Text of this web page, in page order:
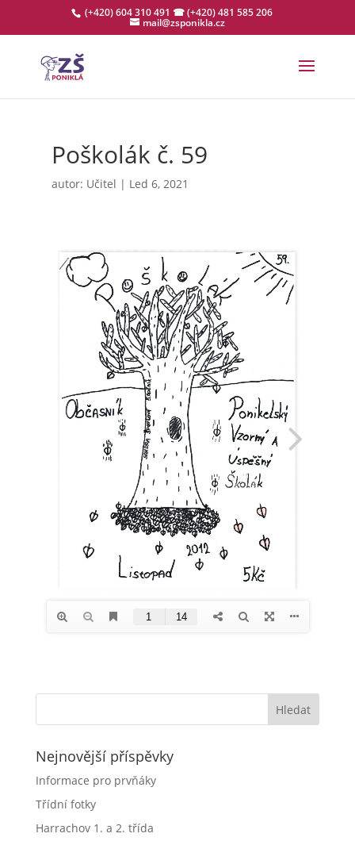
(+420) 604 310 491 ☎ (+420) 481 585 206
mail@zsponikla.cz
Poškolák č. 59
autor: Učitel | Led 6, 2021
Nejnovější příspěvky
Informace pro prvňáky
Třídní fotky
Harrachov 1. a 2. třída